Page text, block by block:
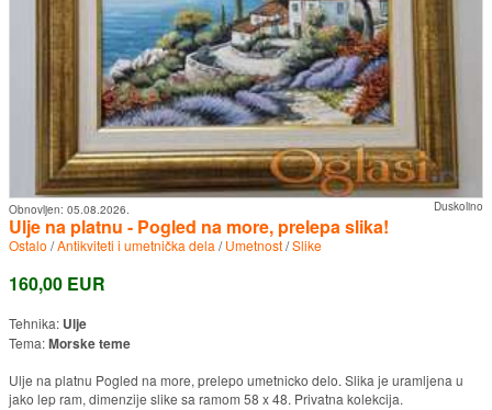
Duskolino
Obnovljen: 05.08.2026.
Ulje na platnu - Pogled na more, prelepa slika!
Ostalo /Antikviteti i umetnička dela /Umetnost/Slike
160,00 EUR
Tehnika: Ulje
Tema:Morske teme
Ulje na platnu Pogled na more, prelepo umetnicko delo. Slika je uramljena u
jako lep ram, dimenzije slike sa ramom 58 x 48. Privatna kolekcija.